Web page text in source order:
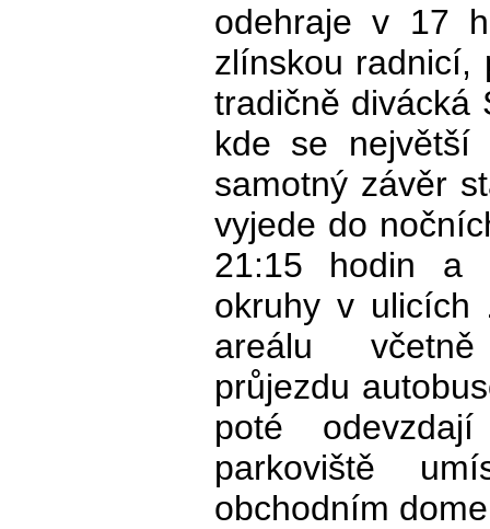
odehraje v 17
zlínskou radnicí,
tradičně divácká
kde se největší
samotný závěr
vyjede do
21:15 hodin a
okruhy v ulicích
areálu
průjezdu
poté
parkoviště
obchodním